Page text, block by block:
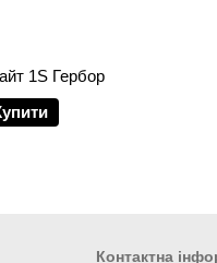
1S Гербор
Контактна